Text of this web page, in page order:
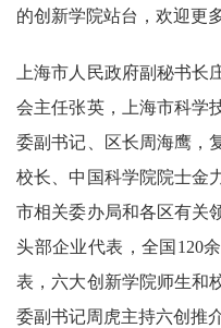
的创新学院站台，欢迎更
上海市人民政府副秘书长
会主任张英，上海市科学
委副书记、区长周海鹰，
校长、中国科学院院士金
市相关委办局和各区有关
头部企业代表，全国120
表，六大创新学院师生和
委副书记周虎主持六创推